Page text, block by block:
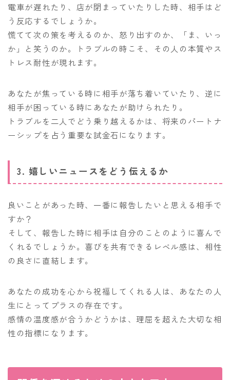
電車が遅れたり、店が閉まっていたりした時、相手はど
う反応するでしょうか。
慌てて次の策を考えるのか、怒り出すのか、「ま、いっ
か」と笑うのか。トラブルの時こそ、その人の本質やス
トレス耐性が現れます。
あなたが焦っている時に相手が落ち着いていたり、逆に
相手が困っている時にあなたが助けられたり。
トラブルを二人でどう乗り越えるかは、将来のパートナ
ーシップを占う重要な試金石になります。
3. 嬉しいニュースをどう伝えるか
良いことがあった時、一番に報告したいと思える相手で
すか？
そして、報告した時に相手は自分のことのように喜んで
くれるでしょうか。喜びを共有できるレベル感は、相性
の良さに直結します。
あなたの成功を心から祝福してくれる人は、あなたの人
生にとってプラスの存在です。
感情の温度感が合うかどうかは、理屈を超えた大切な相
性の指標になります。